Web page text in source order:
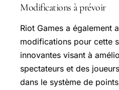
Modifications à prévoir
Riot Games a également
modifications pour cette
innovantes visant à
spectateurs et des
dans le système de